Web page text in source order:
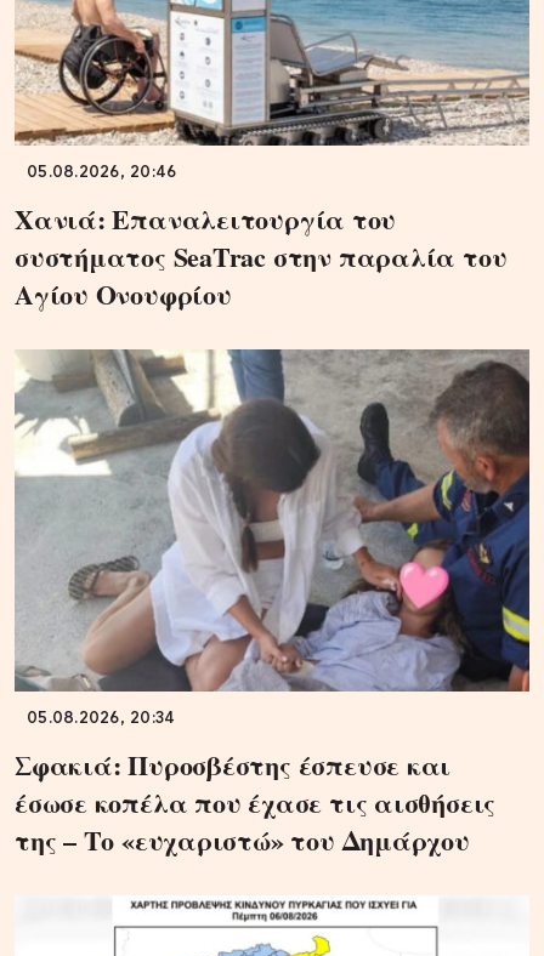
05.08.2026, 20:46
Χανιά: Επαναλειτουργία του
συστήματος SeaTrac στην παραλία του
Αγίου Ονουφρίου
05.08.2026, 20:34
Σφακιά: Πυροσβέστης έσπευσε και
έσωσε κοπέλα που έχασε τις αισθήσεις
της – Το «ευχαριστώ» του Δημάρχου